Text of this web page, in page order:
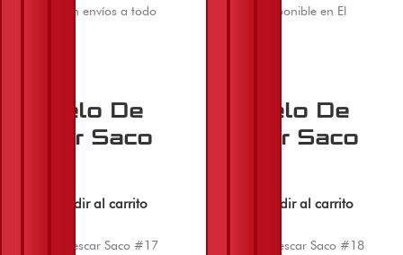
Machetico con envíos a todo
resistente disponible en El
Anzuelo De
Pescar Saco
Añadir al carrito
Anzuelo de pescar Saco #17
Anzuelo De
Pescar Saco
Añadir al carrito
Anzuelo de pescar Saco #18